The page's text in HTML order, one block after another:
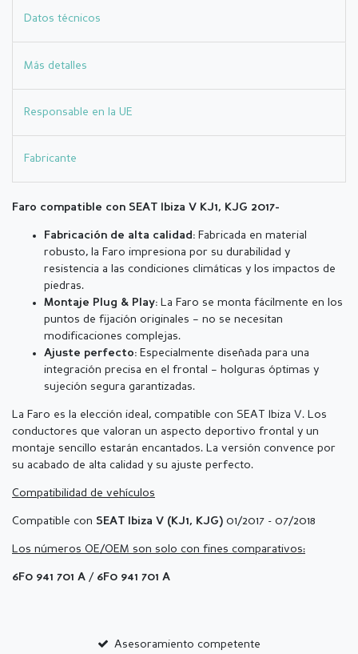
Datos técnicos
Más detalles
Responsable en la UE
Fabricante
Faro compatible con SEAT Ibiza V KJ1, KJG 2017-
Fabricación de alta calidad: Fabricada en material
robusto, la Faro impresiona por su durabilidad y
resistencia a las condiciones climáticas y los impactos de
piedras.
Montaje Plug & Play: La Faro se monta fácilmente en los
puntos de fijación originales – no se necesitan
modificaciones complejas.
Ajuste perfecto: Especialmente diseñada para una
integración precisa en el frontal – holguras óptimas y
sujeción segura garantizadas.
La Faro es la elección ideal, compatible con SEAT Ibiza V. Los
conductores que valoran un aspecto deportivo frontal y un
montaje sencillo estarán encantados. La versión convence por
su acabado de alta calidad y su ajuste perfecto.
Compatibilidad de vehículos
Compatible con SEAT Ibiza V (KJ1, KJG) 01/2017 - 07/2018
Los números OE/OEM son solo con fines comparativos:
6F0 941 701 A / 6F0 941 701 A
Asesoramiento competente